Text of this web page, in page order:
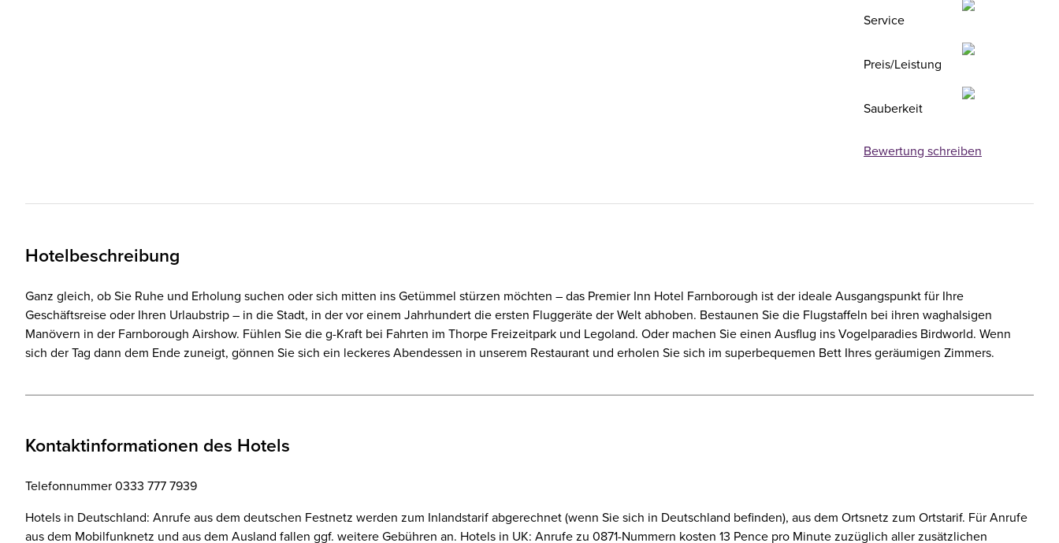
Service
Preis/Leistung
Sauberkeit
Bewertung schreiben
Hotelbeschreibung
Ganz gleich, ob Sie Ruhe und Erholung suchen oder sich mitten ins Getümmel stürzen möchten – das Premier Inn Hotel Farnborough ist der ideale Ausgangspunkt für Ihre
Geschäftsreise oder Ihren Urlaubstrip – in die Stadt, in der vor einem Jahrhundert die ersten Fluggeräte der Welt abhoben. Bestaunen Sie die Flugstaffeln bei ihren waghalsigen
Manövern in der Farnborough Airshow. Fühlen Sie die g-Kraft bei Fahrten im Thorpe Freizeitpark und Legoland. Oder machen Sie einen Ausflug ins Vogelparadies Birdworld. Wenn
sich der Tag dann dem Ende zuneigt, gönnen Sie sich ein leckeres Abendessen in unserem Restaurant und erholen Sie sich im superbequemen Bett Ihres geräumigen Zimmers.
Kontaktinformationen des Hotels
Telefonnummer 0333 777 7939
Hotels in Deutschland: Anrufe aus dem deutschen Festnetz werden zum Inlandstarif abgerechnet (wenn Sie sich in Deutschland befinden), aus dem Ortsnetz zum Ortstarif. Für Anrufe
aus dem Mobilfunknetz und aus dem Ausland fallen ggf. weitere Gebühren an. Hotels in UK: Anrufe zu 0871-Nummern kosten 13 Pence pro Minute zuzüglich aller zusätzlichen